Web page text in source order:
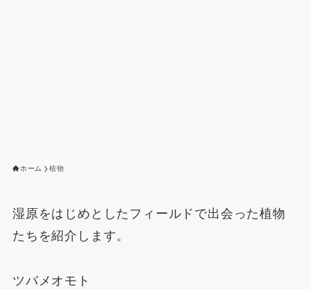
ホーム 植物
湿原をはじめとしたフィールドで出会った植物
たちを紹介します。
ツバメオモト